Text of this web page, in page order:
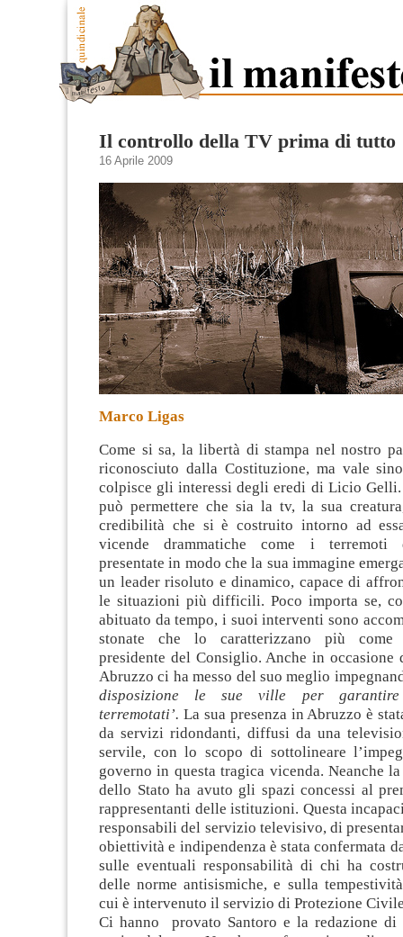
Il controllo della TV prima di tutto
16 Aprile 2009
Marco Ligas
Come si sa, la libertà di stampa nel nostro
riconosciuto dalla Costituzione, ma vale
colpisce gli interessi degli eredi di Licio
può permettere che sia la tv, la sua
credibilità che si è costruito intorno ad
vicende drammatiche come i terremoti
presentate in modo che la sua immagine
un leader risoluto e dinamico, capace di
le situazioni più difficili. Poco importa se,
abituato da tempo, i suoi interventi sono
stonate che lo caratterizzano più come
presidente del Consiglio. Anche in occasione
Abruzzo ci ha messo del suo meglio
disposizione le sue ville per
terremotati’. La sua presenza in Abruzzo è
da servizi ridondanti, diffusi da una
servile, con lo scopo di sottolineare
governo in questa tragica vicenda. Neanche
dello Stato ha avuto gli spazi concessi al
rappresentanti delle istituzioni. Questa
responsabili del servizio televisivo, di
obiettività e indipendenza è stata confermata
sulle eventuali responsabilità di chi ha
delle norme antisismiche, e sulla
cui è intervenuto il servizio di Protezione
Ci hanno provato Santoro e la redazione di